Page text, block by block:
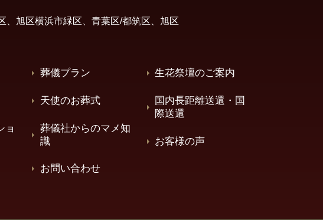
、旭区横浜市緑区、青葉区/都筑区、旭区
ョ
葬儀プラン
天使のお葬式
葬儀社からのマメ知
識
お問い合わせ
生花祭壇のご案内
国内長距離送還・国
際送還
お客様の声